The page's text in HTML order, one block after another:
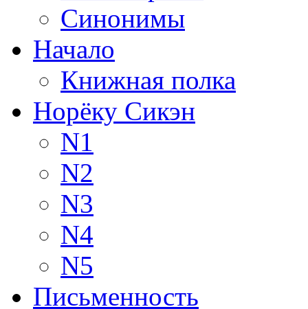
Синонимы
Начало
Книжная полка
Норёку Сикэн
N1
N2
N3
N4
N5
Письменность